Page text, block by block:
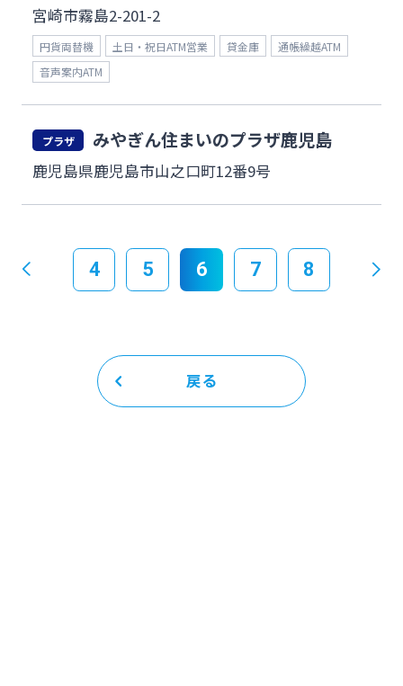
宮崎市霧島2-201-2
円貨両替機 土日・祝日ATM営業 貸金庫
通帳繰越ATM
音声案内ATM
プラザ みやぎん住まいのプラザ鹿児島
鹿児島県鹿児島市山之口町12番9号
4 5 6 7 8
戻る